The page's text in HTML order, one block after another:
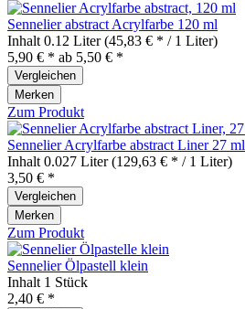
Sennelier abstract Acrylfarbe 120 ml
Inhalt 0.12 Liter(45,83 € * / 1 Liter)
5,90 € * ab 5,50 € *
Vergleichen
Merken
Zum Produkt
Sennelier Acrylfarbe abstract Liner 27 ml
Inhalt 0.027 Liter(129,63 € * / 1 Liter)
3,50 € *
Vergleichen
Merken
Zum Produkt
Sennelier Ölpastell klein
Inhalt 1 Stück
2,40 € *